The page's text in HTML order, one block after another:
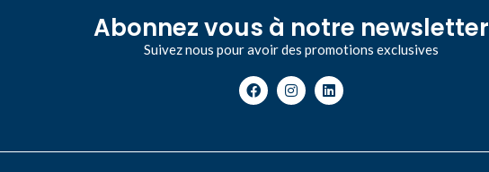
Abonnez vous à notre newsletter
Suivez nous pour avoir des promotions exclusives